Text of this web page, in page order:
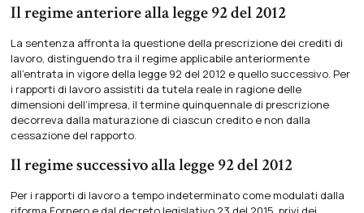
Il regime anteriore alla legge 92 del 2012
La sentenza affronta la questione della prescrizione dei crediti di
lavoro, distinguendo tra il regime applicabile anteriormente
all’entrata in vigore della legge 92 del 2012 e quello successivo. Per
i rapporti di lavoro assistiti da tutela reale in ragione delle
dimensioni dell’impresa, il termine quinquennale di prescrizione
decorreva dalla maturazione di ciascun credito e non dalla
cessazione del rapporto.
Il regime successivo alla legge 92 del 2012
Per i rapporti di lavoro a tempo indeterminato come modulati dalla